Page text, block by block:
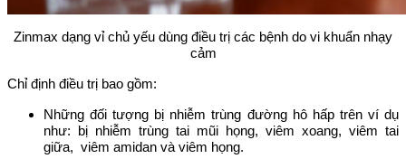
Zinmax dạng vỉ chủ yếu dùng điều trị các bệnh do vi khuẩn nhạy
cảm
Chỉ định điều trị bao gồm:
Những đối tượng bị nhiễm trùng đường hô hấp trên ví dụ
như: bị nhiễm trùng tai mũi họng, viêm xoang, viêm tai
giữa, viêm amidan và viêm họng.